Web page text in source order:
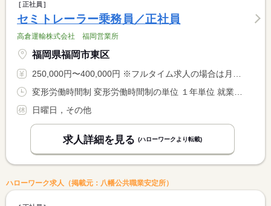
正社員
セミトレーラー乗務員／正社員
高倉運輸株式会社 福岡営業所
福岡県福岡市東区
250,000円〜400,000円 ※フルタイム求人の場合は月額（換算額）、パート求人の場合は時間額を表示しています。
日曜日，その他
求人詳細を見る (ハローワークより転載)
ハローワーク求人（掲載元：八幡公共職業安定所）